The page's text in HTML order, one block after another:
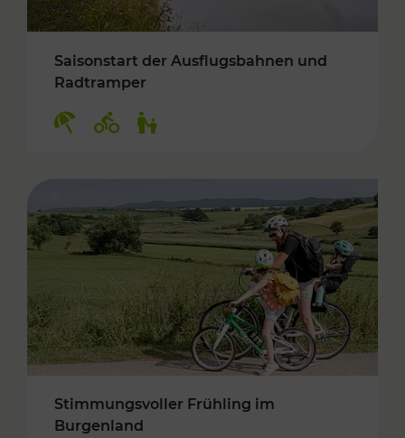
Saisonstart der Ausflugsbahnen und
Radtramper
Stimmungsvoller Frühling im
Burgenland